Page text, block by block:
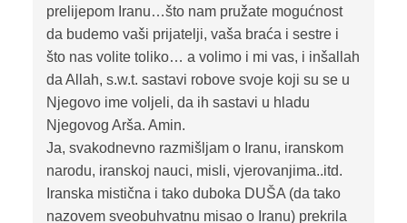
prelijepom Iranu…što nam pružate mogućnost
da budemo vaši prijatelji, vaša braća i sestre i
što nas volite toliko… a volimo i mi vas, i inšallah
da Allah, s.w.t. sastavi robove svoje koji su se u
Njegovo ime voljeli, da ih sastavi u hladu
Njegovog Arša. Amin.
Ja, svakodnevno razmišljam o Iranu, iranskom
narodu, iranskoj nauci, misli, vjerovanjima..itd.
Iranska mistična i tako duboka DUŠA (da tako
nazovem sveobuhvatnu misao o Iranu) prekrila